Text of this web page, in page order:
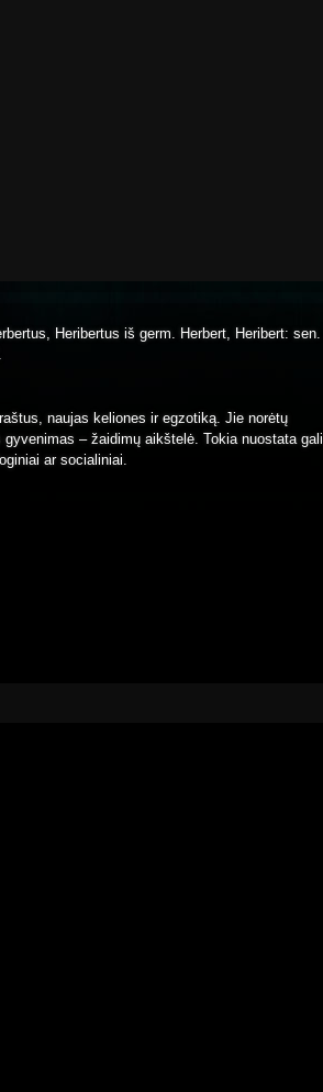
Heribertus iš germ. Herbert, Heribert: sen.
naujas keliones ir egzotiką. Jie norėtų
– žaidimų aikštelė. Tokia nuostata gali
ar socialiniai.